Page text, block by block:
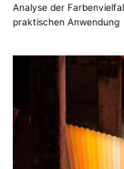
Analyse der
praktischen Anwendung